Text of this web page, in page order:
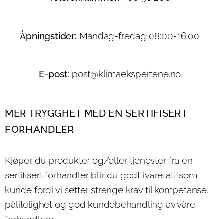
Åpningstider: Mandag-fredag 08:00-16:00
E-post: post@klimaekspertene.no
MER TRYGGHET MED EN SERTIFISERT
FORHANDLER
Kjøper du produkter og/eller tjenester fra en
sertifisert forhandler blir du godt ivaretatt som
kunde fordi vi setter strenge krav til kompetanse,
pålitelighet og god kundebehandling av våre